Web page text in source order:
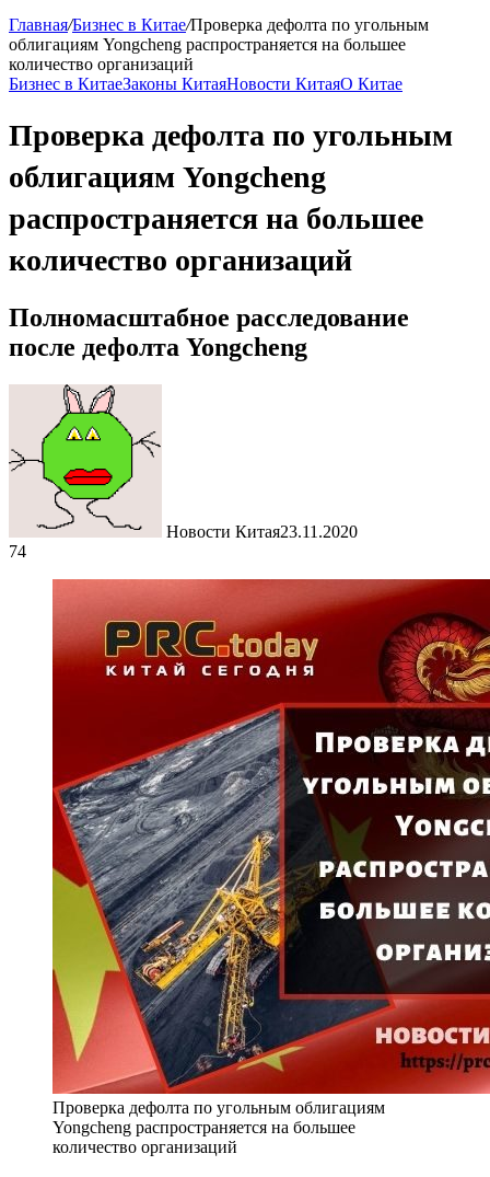
Главная/Бизнес в Китае/Проверка дефолта по угольным
облигациям Yongcheng распространяется на большее
количество организаций
Бизнес в КитаеЗаконы КитаяНовости КитаяО Китае
Проверка дефолта по угольным
облигациям Yongcheng
распространяется на большее
количество организаций
Полномасштабное расследование
после дефолта Yongcheng
Новости Китая23.11.2020
74
Проверка дефолта по угольным облигациям
Yongcheng распространяется на большее
количество организаций